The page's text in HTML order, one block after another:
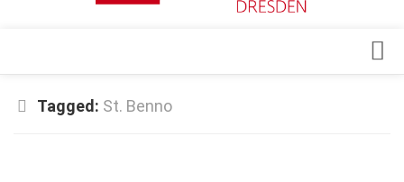
Top Gesundheitsforum Dresden / Ostsachsen
Tagged: St. Benno